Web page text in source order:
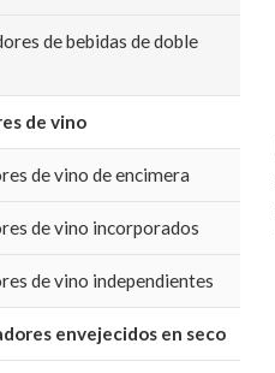
de bebidas de doble
de vino
de vino de encimera
de vino incorporados
de vino independientes
envejecidos en seco